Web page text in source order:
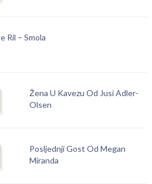
Ril – Smola
Žena U Kavezu Od Jusi Adler-
Olsen
Posljednji Gost Od Megan
Miranda